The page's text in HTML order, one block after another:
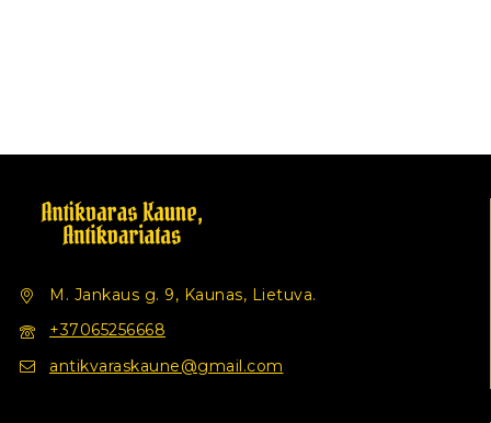
M. Jankaus g. 9, Kaunas, Lietuva.
+37065256668
antikvaraskaune@gmail.com